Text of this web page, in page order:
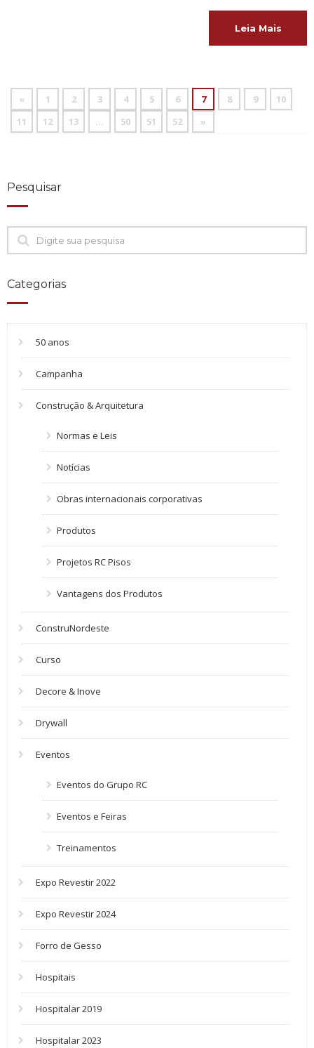
Leia Mais
« 1 2 3 4 5 6 7 8 9
10
11
12 13 … 50 51 52 »
Pesquisar
Categorias
50 anos
Campanha
Construção & Arquitetura
Normas e Leis
Notícias
Obras internacionais corporativas
Produtos
Projetos RC Pisos
Vantagens dos Produtos
ConstruNordeste
Curso
Decore & Inove
Drywall
Eventos
Eventos do Grupo RC
Eventos e Feiras
Treinamentos
Expo Revestir 2022
Expo Revestir 2024
Forro de Gesso
Hospitais
Hospitalar 2019
Hospitalar 2023